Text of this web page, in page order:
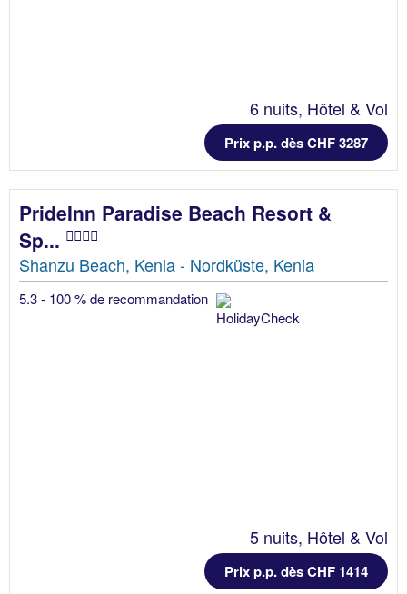
6 nuits, Hôtel & Vol
Prix p.p. dès CHF 3287
PrideInn Paradise Beach Resort &
Sp...
Shanzu Beach, Kenia - Nordküste, Kenia
5.3 - 100 % de recommandation
5 nuits, Hôtel & Vol
Prix p.p. dès CHF 1414